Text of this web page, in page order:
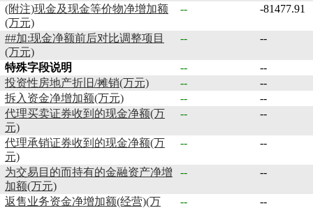
(附注)现金及现金等价物净增加额
(万元)
-- -81477.91
##加:现金净额前后对比调整项目
(万元)
-- --
特殊字段说明 --
--
投资性房地产折旧/摊销(万元)
--
--
拆入资金净增加额(万元)
--
--
代理买卖证券收到的现金净额(万
元)
-- --
代理承销证券收到的现金净额(万
元)
-- --
为交易目的而持有的金融资产净增
加额(万元)
-- --
返售业务资金净增加额(经营)(万
-- --